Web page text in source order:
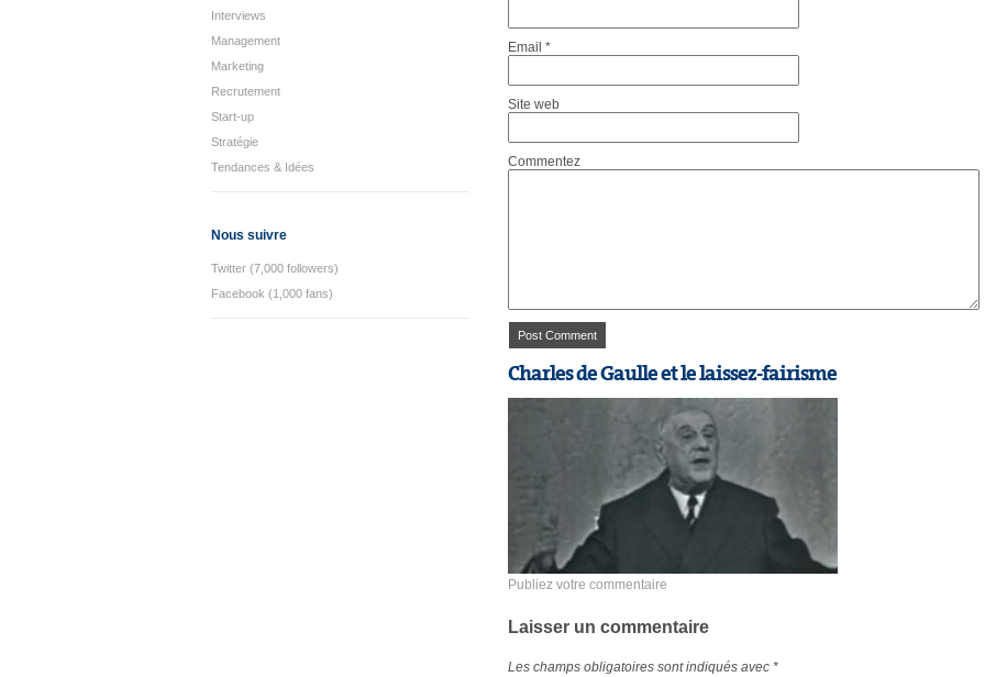
Interviews
Management
Marketing
Recrutement
Start-up
Stratégie
Tendances & Idées
Nous suivre
Twitter (7,000 followers)
Facebook (1,000 fans)
Email *
Site web
Commentez
Charles de Gaulle et le laissez-fairisme
Publiez votre commentaire
Laisser un commentaire
Les champs obligatoires sont indiqués avec *